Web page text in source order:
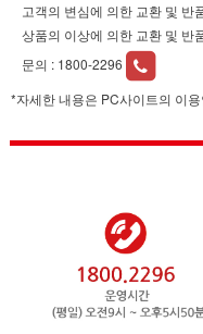
고객의 변심에 의한 교환 및 반
상품의 이상에 의한 교환 및 반
문의 : 1800-2296
*자세한 내용은 PC사이트의 이